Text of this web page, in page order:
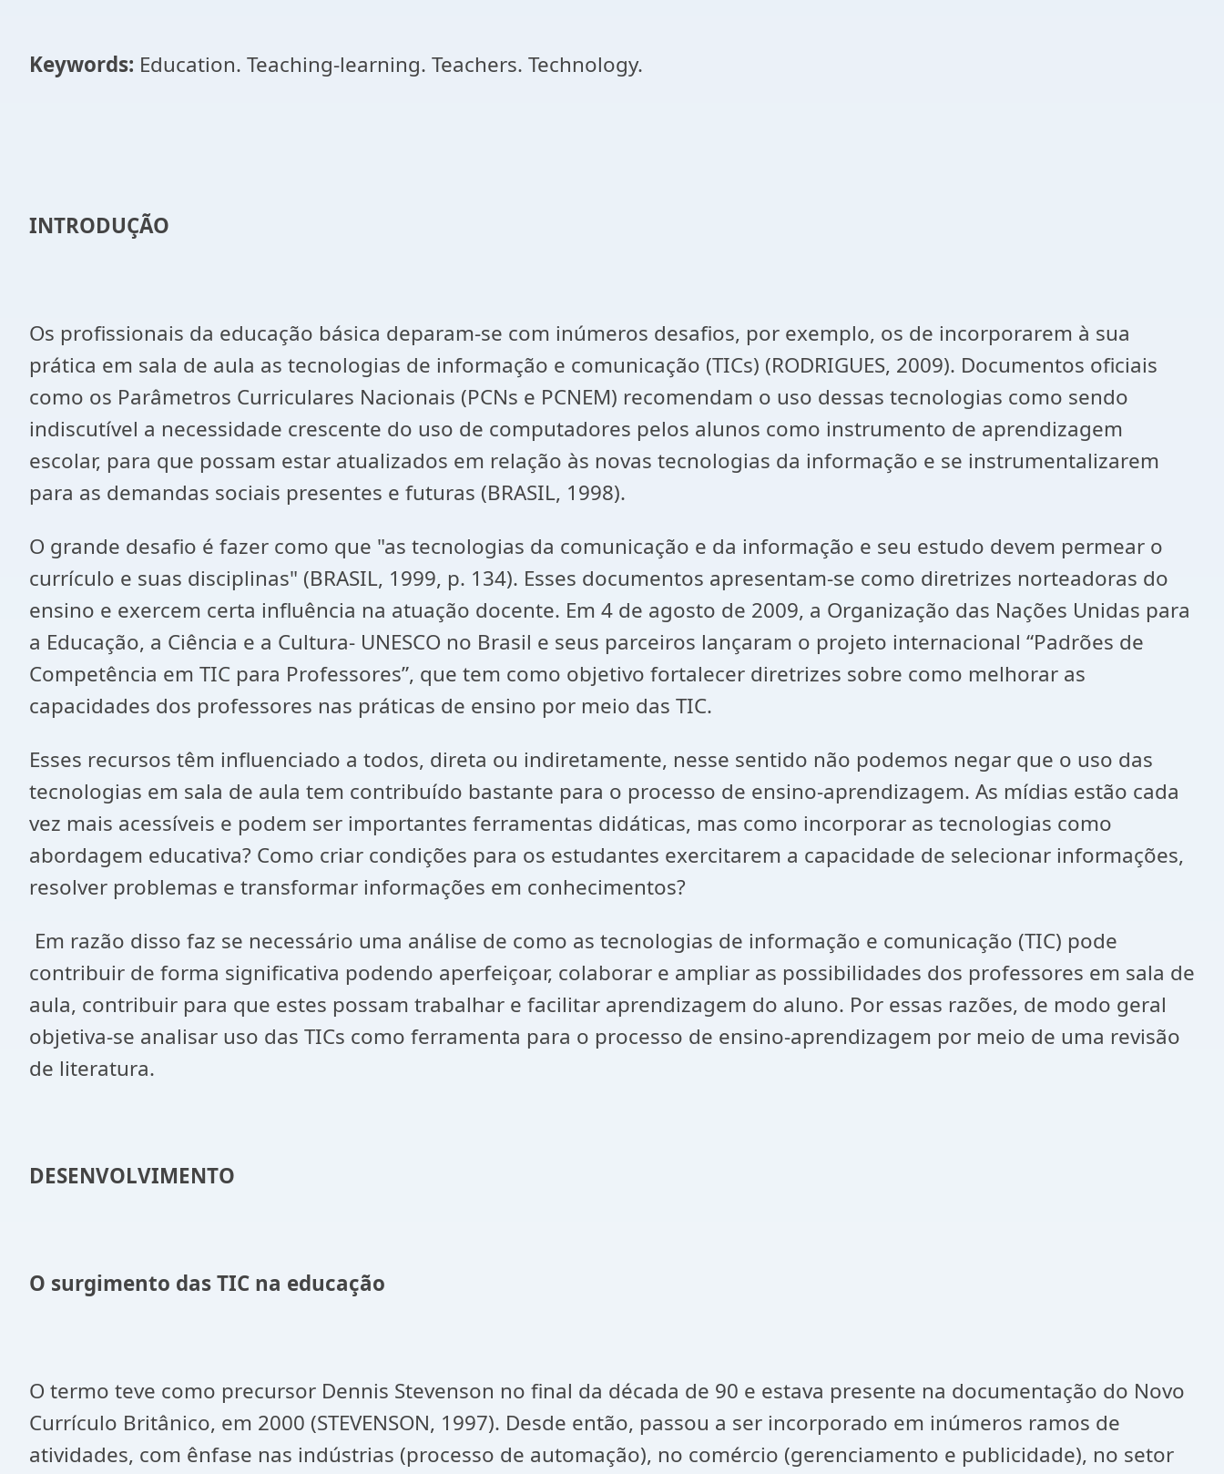
Keywords: Education. Teaching-learning. Teachers. Technology.
INTRODUÇÃO
Os profissionais da educação básica deparam-se com inúmeros desafios, por exemplo, os de incorporarem à sua
prática em sala de aula as tecnologias de informação e comunicação (TICs) (RODRIGUES, 2009). Documentos oficiais
como os Parâmetros Curriculares Nacionais (PCNs e PCNEM) recomendam o uso dessas tecnologias como sendo
indiscutível a necessidade crescente do uso de computadores pelos alunos como instrumento de aprendizagem
escolar, para que possam estar atualizados em relação às novas tecnologias da informação e se instrumentalizarem
para as demandas sociais presentes e futuras (BRASIL, 1998).
O grande desafio é fazer como que "as tecnologias da comunicação e da informação e seu estudo devem permear o
currículo e suas disciplinas" (BRASIL, 1999, p. 134). Esses documentos apresentam-se como diretrizes norteadoras do
ensino e exercem certa influência na atuação docente. Em 4 de agosto de 2009, a Organização das Nações Unidas para
a Educação, a Ciência e a Cultura- UNESCO no Brasil e seus parceiros lançaram o projeto internacional “Padrões de
Competência em TIC para Professores”, que tem como objetivo fortalecer diretrizes sobre como melhorar as
capacidades dos professores nas práticas de ensino por meio das TIC.
Esses recursos têm influenciado a todos, direta ou indiretamente, nesse sentido não podemos negar que o uso das
tecnologias em sala de aula tem contribuído bastante para o processo de ensino-aprendizagem. As mídias estão cada
vez mais acessíveis e podem ser importantes ferramentas didáticas, mas como incorporar as tecnologias como
abordagem educativa? Como criar condições para os estudantes exercitarem a capacidade de selecionar informações,
resolver problemas e transformar informações em conhecimentos?
Em razão disso faz se necessário uma análise de como as tecnologias de informação e comunicação (TIC) pode
contribuir de forma significativa podendo aperfeiçoar, colaborar e ampliar as possibilidades dos professores em sala de
aula, contribuir para que estes possam trabalhar e facilitar aprendizagem do aluno. Por essas razões, de modo geral
objetiva-se analisar uso das TICs como ferramenta para o processo de ensino-aprendizagem por meio de uma revisão
de literatura.
DESENVOLVIMENTO
O surgimento das TIC na educação
O termo teve como precursor Dennis Stevenson no final da década de 90 e estava presente na documentação do Novo
Currículo Britânico, em 2000 (STEVENSON, 1997). Desde então, passou a ser incorporado em inúmeros ramos de
atividades, com ênfase nas indústrias (processo de automação), no comércio (gerenciamento e publicidade), no setor